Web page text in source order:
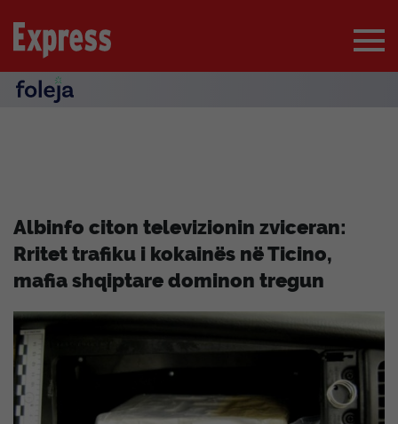
Albinfo citon televizionin zviceran:
Rritet trafiku i kokainës në Ticino,
mafia shqiptare dominon tregun